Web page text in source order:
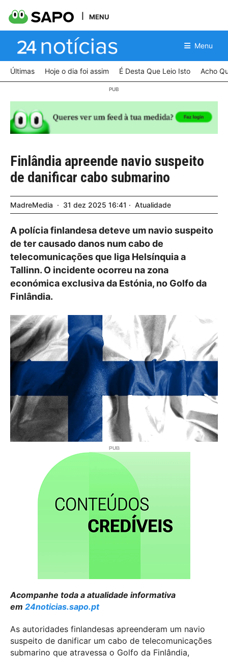
MENU
Menu
Últimas Hoje o dia foi assim É Desta Que Leio Isto Acho
Finlândia apreende navio suspeito
de danificar cabo submarino
MadreMedia 31 dez 2025 16:41 Atualidade
A polícia finlandesa deteve um navio suspeito
de ter causado danos num cabo de
telecomunicações que liga Helsínquia a
Tallinn. O incidente ocorreu na zona
económica exclusiva da Estónia, no Golfo da
Finlândia.
Acompanhe toda a atualidade informativa
em 24noticias.sapo.pt
As autoridades finlandesas apreenderam um navio
suspeito de danificar um cabo de telecomunicações
submarino que atravessa o Golfo da Finlândia,